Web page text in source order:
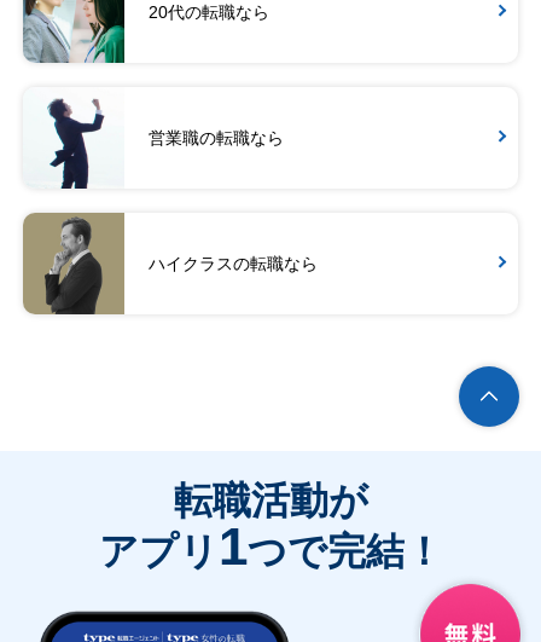
20代の転職なら
営業職の転職なら
ハイクラスの転職なら
転職活動が
アプリ 1つで完結！